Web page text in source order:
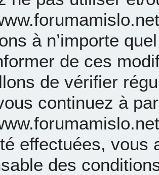
à n’importe
de ces
de vérifier
continuez à
effectuées, vous
des